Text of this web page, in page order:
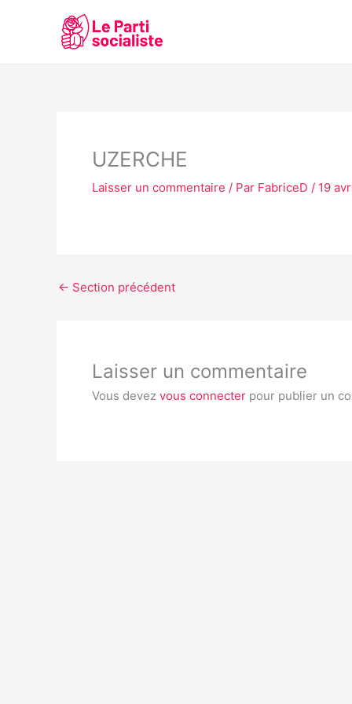
UZERCHE
Laisser un commentaire / Par FabriceD / 19
← Section précédent
Laisser un commentaire
Vous devez vous connecter pour publier un